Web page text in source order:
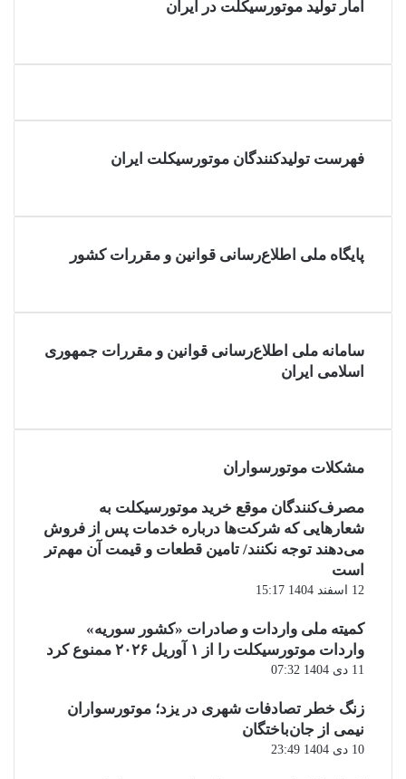
آمار تولید موتورسیکلت در ایران
فهرست تولیدکنندگان موتورسیکلت ایران
پایگاه ملی اطلاع‌رسانی قوانین و مقررات کشور
سامانه ملی اطلاع‌رسانی قوانین و مقررات جمهوری
اسلامی ایران
مشکلات موتورسواران
مصرف‌کنندگان موقع خرید موتورسیکلت به
شعارهایی که شرکت‌ها درباره خدمات پس از فروش
می‌دهند توجه نکنند/ تامین قطعات و قیمت آن مهم‌تر
است
12 اسفند 1404 15:17
کمیته ملی واردات و صادرات «کشور سوریه»
واردات موتورسیکلت را از ۱ آوریل ۲۰۲۶ ممنوع کرد
11 دی 1404 07:32
زنگ خطر تصادفات شهری در یزد؛ موتورسواران
نیمی از جان‌باختگان
10 دی 1404 23:49